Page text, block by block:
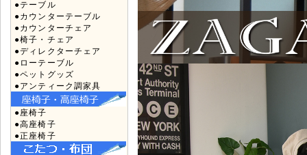
●テーブル
●カウンターテーブル
●カウンターチェア
●椅子・チェア
●ディレクターチェア
●ローテーブル
●ペットグッズ
●アンティーク調家具
●座椅子
●高座椅子
●正座椅子